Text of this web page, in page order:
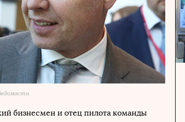
бизнесмен и отец пилота команды